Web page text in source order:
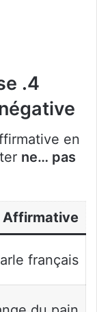
en
ne… pas
Affirmative
français.